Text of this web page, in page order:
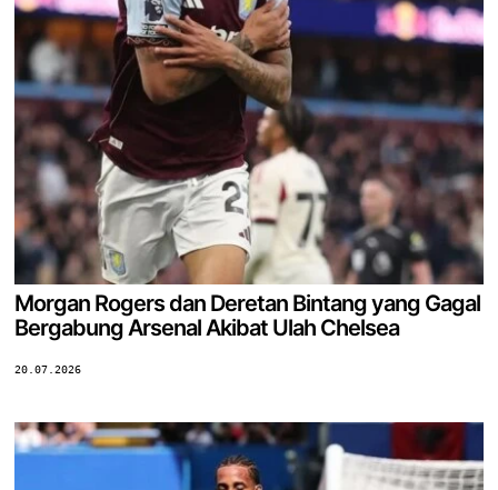
Morgan Rogers dan Deretan Bintang yang Gagal
Bergabung Arsenal Akibat Ulah Chelsea
20.07.2026